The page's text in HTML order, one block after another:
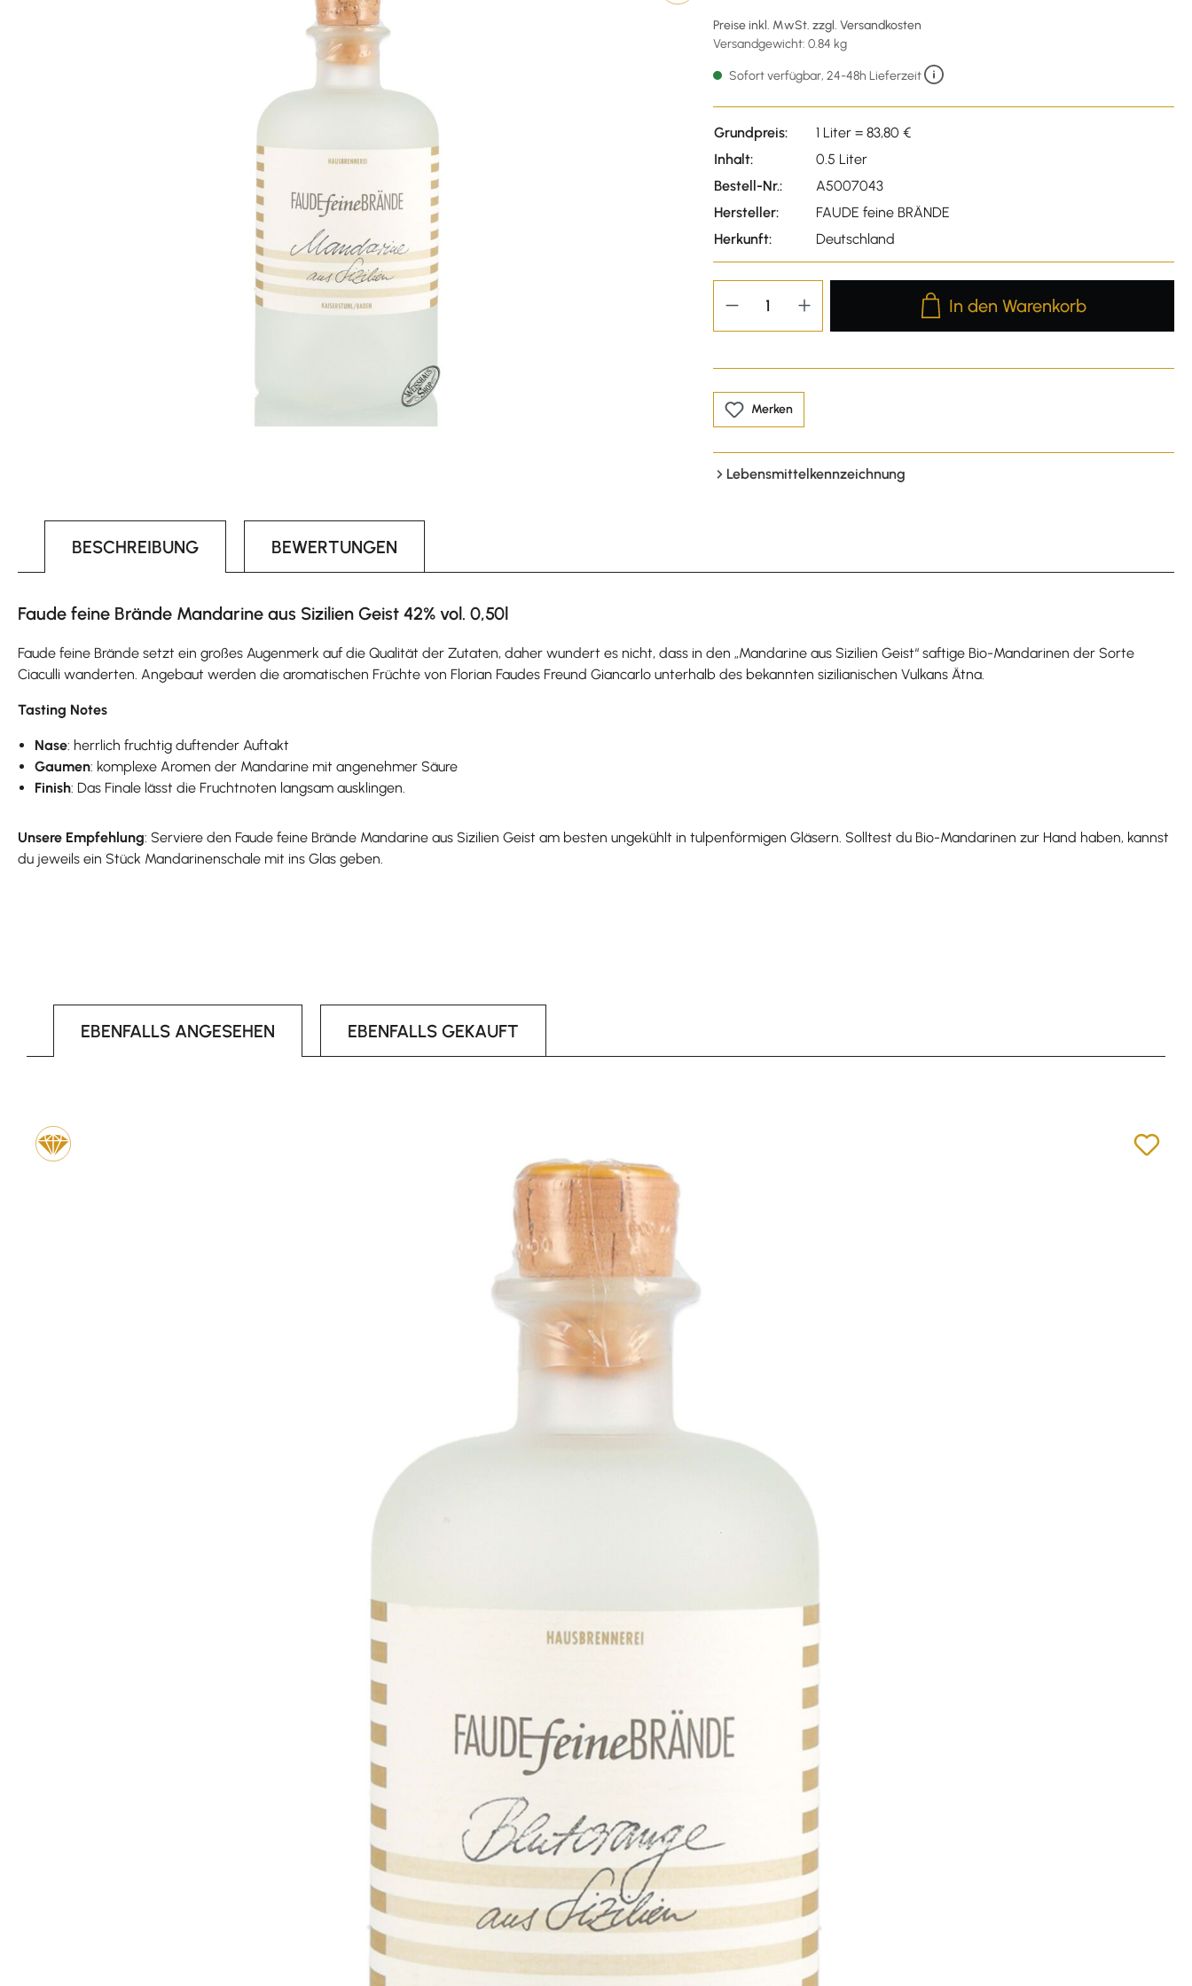
Preise inkl. MwSt. zzgl. Versandkosten
Versandgewicht: 0.84 kg
Sofort verfügbar, 24-48h Lieferzeit
Grundpreis:
1 Liter = 83,80 €
Inhalt:
0.5 Liter
Bestell-Nr.:
A5007043
Hersteller:
FAUDE feine BRÄNDE
Herkunft:
Deutschland
Produkt Anzahl: Gib den
In den Warenkorb
Merken
Lebensmittelkennzeichnung
BESCHREIBUNG BEWERTUNGEN
Faude feine Brände Mandarine aus Sizilien Geist 42% vol. 0,50l
Faude feine Brände setzt ein großes Augenmerk auf die Qualität der Zutaten, daher wundert es nicht, dass in den „Mandarine aus Sizilien Geist“ saftige Bio-Mandarinen der Sorte
Ciaculli wanderten. Angebaut werden die aromatischen Früchte von Florian Faudes Freund Giancarlo unterhalb des bekannten sizilianischen Vulkans Ätna.
Tasting Notes
Nase: herrlich fruchtig duftender Auftakt
Gaumen: komplexe Aromen der Mandarine mit angenehmer Säure
Finish: Das Finale lässt die Fruchtnoten langsam ausklingen.
Unsere Empfehlung: Serviere den Faude feine Brände Mandarine aus Sizilien Geist am besten ungekühlt in tulpenförmigen Gläsern. Solltest du Bio-Mandarinen zur Hand haben, kannst
du jeweils ein Stück Mandarinenschale mit ins Glas geben.
EBENFALLS ANGESEHEN EBENFALLS GEKAUFT